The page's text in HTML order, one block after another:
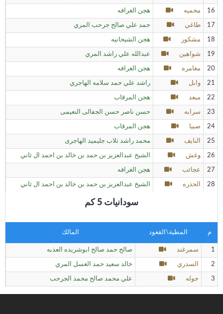
16 محميه هجن الغرافه
17 طاغي حمد علي صالح جرحب المري
18 مشكور هجن الشيحانيه
19 شواهين عبدالله علي راشد المري
20 مغامره هجن الغرافه
21 وابل راشد علي حمد سلامه الهاجري
22 مبعد هجن المرقاب
23 سرابه حسن ناصر حسن الجفالى النعيمى
24 صبيا هجن المرقاب
25 النايف محمد راشد ثلاب جليميد الهاجرى
26 وغش الشيخ عبدالعزيز بن حمد بن خالد بن احمد ال ثاني
27 عجائب هجن الغرافه
28 الحذره الشيخ عبدالعزيز بن حمد بن خالد بن احمد ال ثاني
سودانيات 5 كم
م المطية\القعود المالك
1 سمرغند صالح حمد صالح ابوشريده العذبه
2 السدري خالد سعيد حمد الغسل المري
3 جوله علي محمد صالح محمد الجرحب